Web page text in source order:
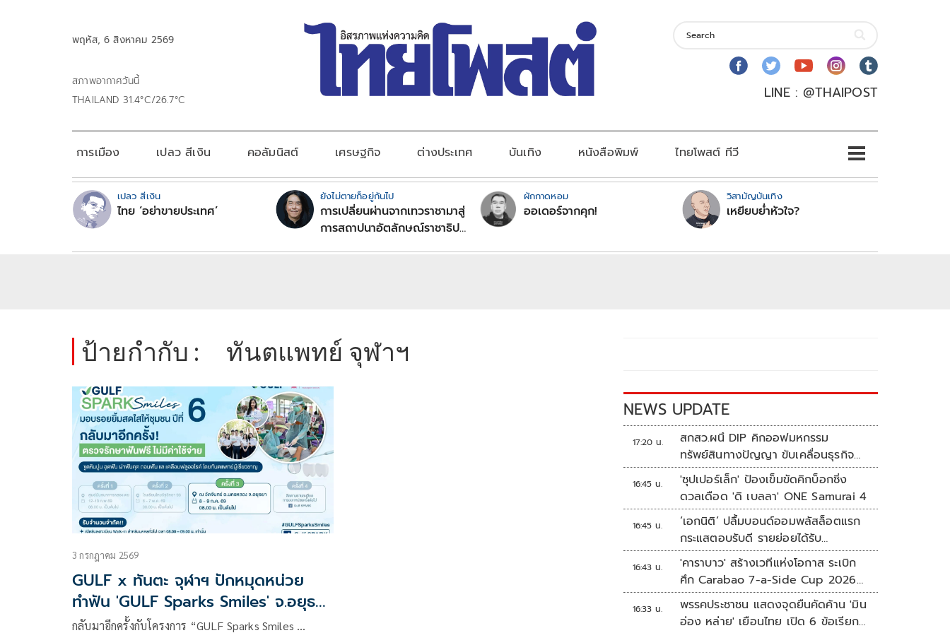
พฤหัส, 6 สิงหาคม 2569
สภาพอากาศวันนี้
THAILAND 31.4°C/26.7°C
LINE : @THAIPOST
การเมือง เปลว สีเงิน คอลัมนิสต์ เศรษฐกิจ ต่างประเทศ บันเทิง หนังสือพิมพ์ ไทยโพสต์ ทีวี
เปลว สีเงิน
ไทย ‘อย่าขายประเทศ’
ยังไม่ตายก็อยู่กันไป
การเปลี่ยนผ่านจากเทวราชามาสู่
การสถาปนาอัตลักษณ์ราชาธิป
ผักกาดหอม
ออเดอร์จากคุก!
วิสามัญบันเทิง
เหยียบย่ำหัวใจ?
ป้ายกำกับ : ทันตแพทย์ จุฬาฯ
3 กรกฎาคม 2569
GULF x ทันตะ จุฬาฯ ปักหมุดหน่วย
ทำฟัน 'GULF Sparks Smiles' จ.อยุธยา
ฟรี 8 – 9 ก.ค. 69
กลับมาอีกครั้งกับโครงการ “GULF Sparks Smiles …
NEWS UPDATE
17:20 น.
สกสว.ผนึ DIP คิกออฟมหกรรม
ทรัพย์สินทางปัญญา ขับเคลื่อนธุรกิจ
ไทยสู่อนาคต
16:45 น.
'ซุปเปอร์เล็ก' ป้องเข็มขัดคิกบ็อกซิ่ง
ดวลเดือด 'ดิ เบลลา' ONE Samurai 4
16:45 น.
‘เอกนิติ’ ปลื้มบอนด์ออมพลัสล็อตแรก
กระแสตอบรับดี รายย่อยได้รับ
จัดสรร2.2หมื่นคน เปิดจองรอบใหม่
ก.ย.นี้
16:43 น.
'คาราบาว' สร้างเวทีแห่งโอกาส ระเบิก
ศึก Carabao 7-a-Side Cup 2026
หาแชมป์ดูบอลที่เวมบลีย์
16:33 น.
พรรคประชาชน แสดงจุดยืนคัดค้าน 'มิน
อ่อง หล่าย' เยือนไทย เปิด 6 ข้อเรียก